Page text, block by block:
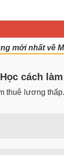
mới nhất về
cách
lương